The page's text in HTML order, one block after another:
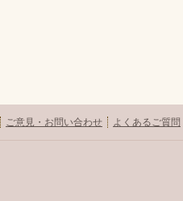
ご意見・お問い合わせ よくあるご質問